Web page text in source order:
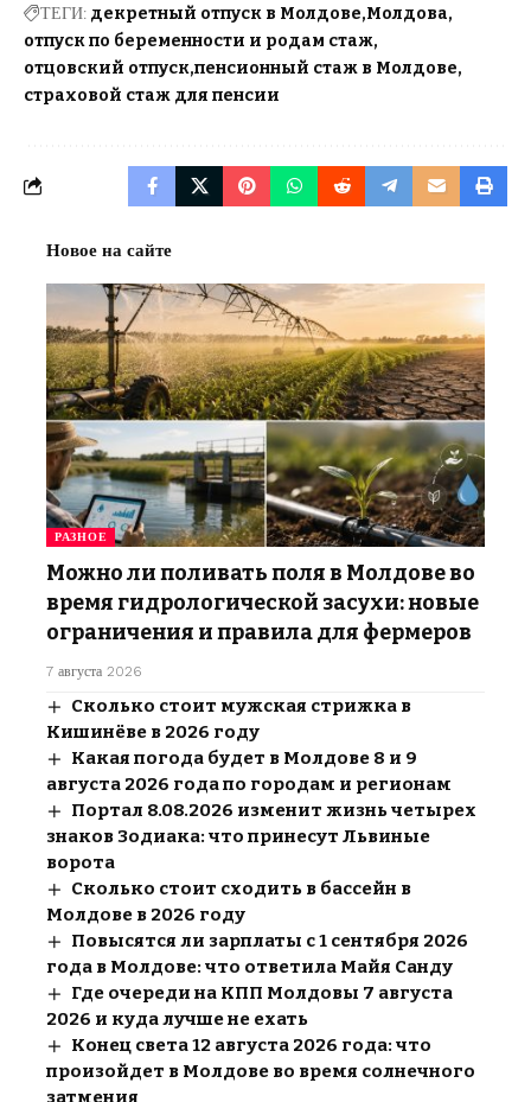
ТЕГИ: декретный отпуск в Молдове Молдова
отпуск по беременности и родам стаж
отцовский отпуск пенсионный стаж в Молдове
страховой стаж для пенсии
Новое на сайте
РАЗНОЕ
Можно ли поливать поля в Молдове во
время гидрологической засухи: новые
ограничения и правила для фермеров
7 августа 2026
Сколько стоит мужская стрижка в
Кишинёве в 2026 году
Какая погода будет в Молдове 8 и 9
августа 2026 года по городам и регионам
Портал 8.08.2026 изменит жизнь четырех
знаков Зодиака: что принесут Львиные
ворота
Сколько стоит сходить в бассейн в
Молдове в 2026 году
Повысятся ли зарплаты с 1 сентября 2026
года в Молдове: что ответила Майя Санду
Где очереди на КПП Молдовы 7 августа
2026 и куда лучше не ехать
Конец света 12 августа 2026 года: что
произойдет в Молдове во время солнечного
затмения